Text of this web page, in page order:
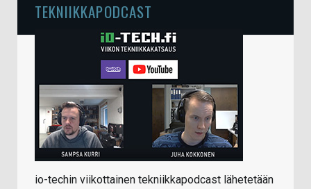
TEKNIIKKAPODCAST
io-techin viikottainen tekniikkapodcast lähetetään